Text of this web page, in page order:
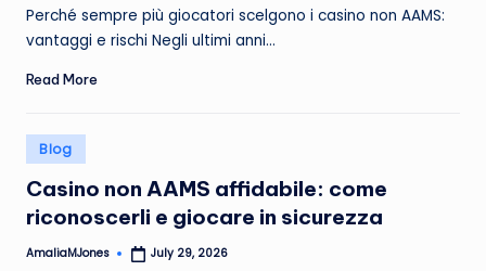
Perché sempre più giocatori scelgono i casino non AAMS:
vantaggi e rischi Negli ultimi anni…
Read More
Posted
in
Blog
Casino non AAMS affidabile: come
riconoscerli e giocare in sicurezza
Posted
AmaliaMJones July 29, 2026